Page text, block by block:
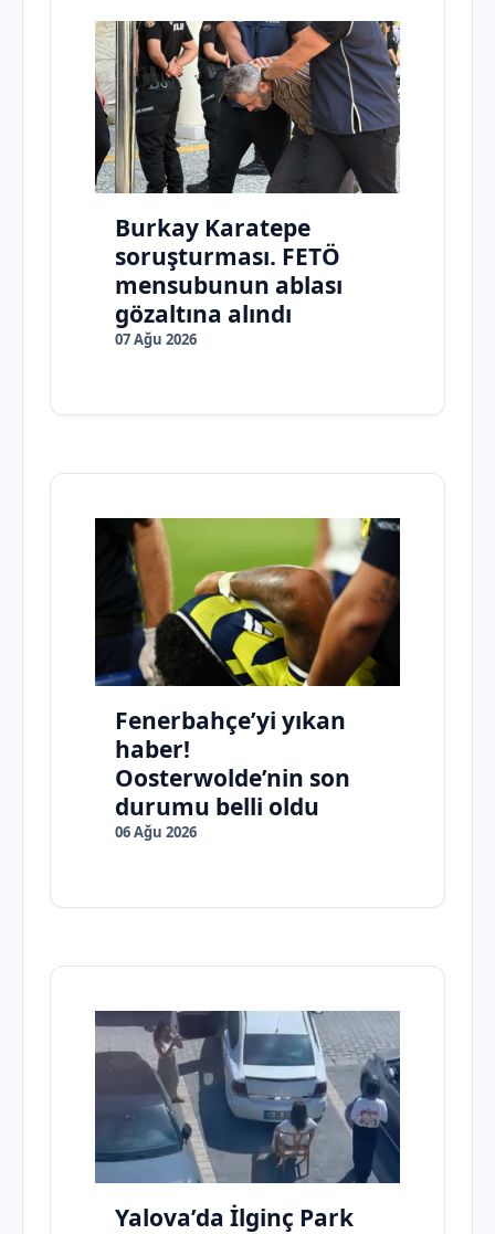
Burkay Karatepe
soruşturması. FETÖ
mensubunun ablası
gözaltına alındı
07 Ağu 2026
Fenerbahçe’yi yıkan
haber!
Oosterwolde’nin son
durumu belli oldu
06 Ağu 2026
Yalova’da İlginç Park